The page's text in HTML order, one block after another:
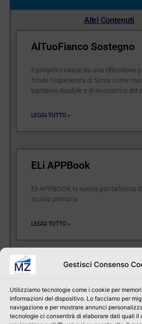
Gestisci Consenso
Utilizziamo tecnologie come i cookie per
informazioni del dispositivo. Lo facciamo per
navigazione e per mostrare annunci
tecnologie ci consentirà di elaborare dati quali il
Altri Contenuti
AlTuoFianco Sostegno
Il progetto nasce da una riflessione
fonde l’esperienza di Sonia come
bambino disabile e di lavoratrice del
LEGGI TUTTO »
ELi APPBook
Eli APPBOOK la nuova piattaforma
scuola primaria
LEGGI TUTTO »
VELiA è l’Intelligenza Artificiale del
ELi, pensata per supportare i
personalizzazione dell’attività